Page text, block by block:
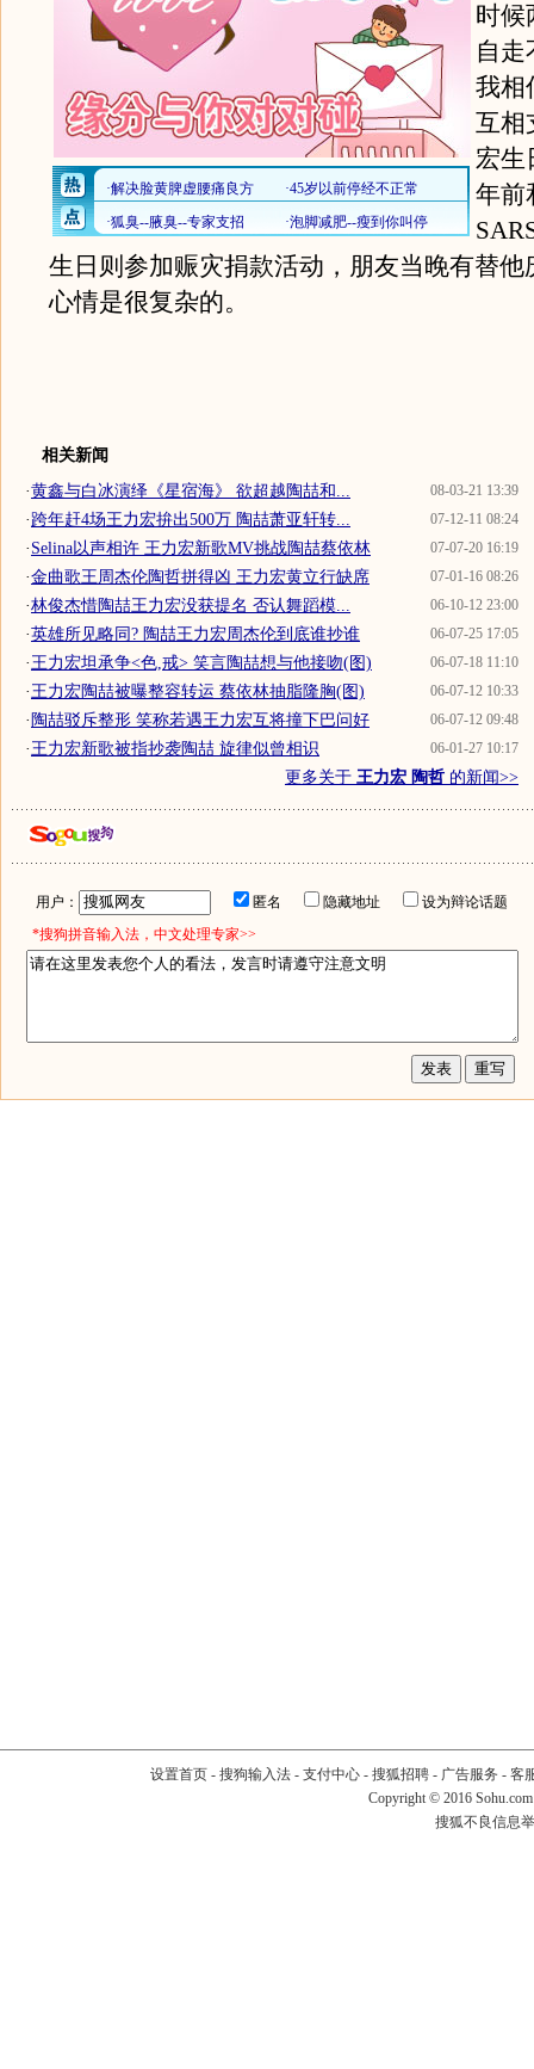
时候
自走
我相
互相
宏生
年前
生日则参加赈灾捐款活动，朋友当晚有替他
心情是很复杂的。
相关新闻
08-03-21 13:39
·黄鑫与白冰演绎《星宿海》 欲超越陶喆和...
07-12-11 08:24
·跨年赶4场王力宏拚出500万 陶喆萧亚轩转...
07-07-20 16:19
·Selina以声相许 王力宏新歌MV挑战陶喆蔡依林
07-01-16 08:26
·金曲歌王周杰伦陶哲拼得凶 王力宏黄立行缺席
06-10-12 23:00
·林俊杰惜陶喆王力宏没获提名 否认舞蹈模...
06-07-25 17:05
·英雄所见略同? 陶喆王力宏周杰伦到底谁抄谁
06-07-18 11:10
·王力宏坦承争<色,戒> 笑言陶喆想与他接吻(图)
06-07-12 10:33
·王力宏陶喆被曝整容转运 蔡依林抽脂隆胸(图)
06-07-12 09:48
· 陶喆驳斥整形 笑称若遇王力宏互将撞下巴问好
06-01-27 10:17
·王力宏新歌被指抄袭陶喆 旋律似曾相识
更多关于 王力宏 陶哲 的新闻>>
用户： 匿名 隐藏地址
设为辩论话题
*搜狗拼音输入法，中文处理专家>>
设置首页- 搜狗输入法- 支付中心- 搜狐招聘- 广告服务 - 客
Copyright © 2016
搜狐不良信息